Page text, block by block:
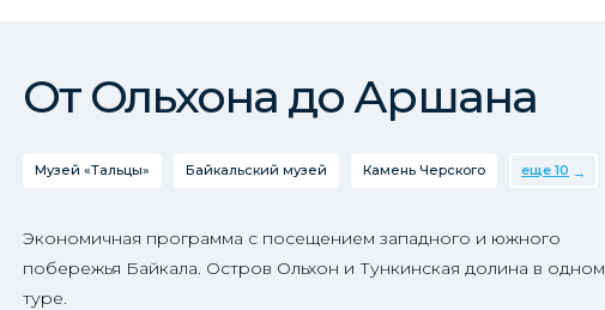
От Ольхона до Аршана
Музей «Тальцы» Байкальский музей Камень Черского еще 10
Экономичная программа с посещением западного и южного
побережья Байкала. Остров Ольхон и Тункинская долина в одном
туре.